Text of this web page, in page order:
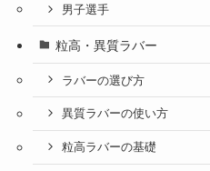
男子選手
粒高・異質ラバー
ラバーの選び方
異質ラバーの使い方
粒高ラバーの基礎